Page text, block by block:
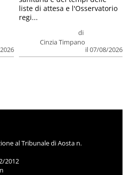
di
Cinzia Timpano
il 07/08/2026
liste di attesa e l'Osservatorio
regi...
al Tribunale di Aosta n.
2012